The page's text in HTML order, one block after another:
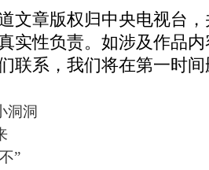
文章版权归中央电视台
实性负责。如涉及作品
联系，我们将在第一时
洞洞
”